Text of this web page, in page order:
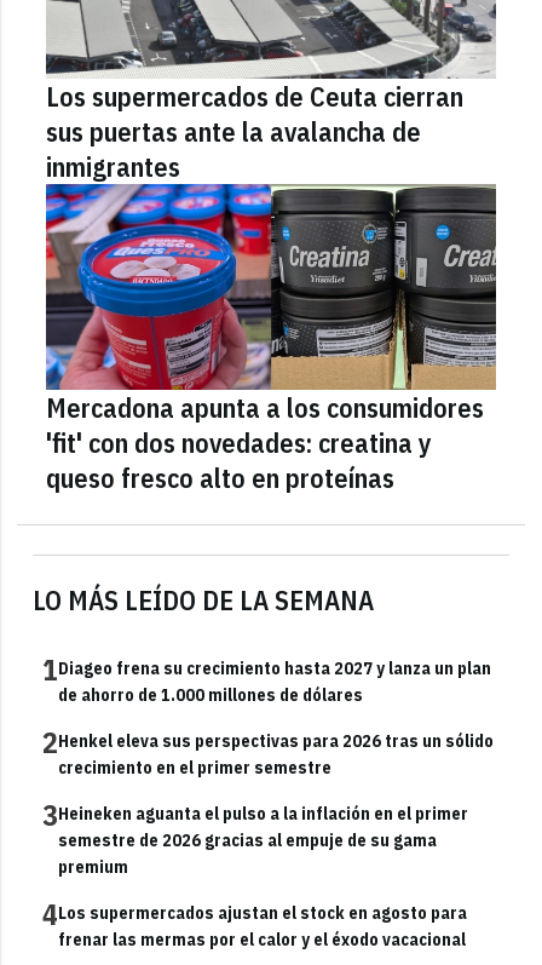
LO MÁS LEÍDO DE LA SEMANA
1Diageo frena su crecimiento hasta 2027 y lanza un plan
de ahorro de 1.000 millones de dólares
2Henkel eleva sus perspectivas para 2026 tras un sólido
crecimiento en el primer semestre
3Heineken aguanta el pulso a la inflación en el primer
semestre de 2026 gracias al empuje de su gama
premium
4Los supermercados ajustan el stock en agosto para
frenar las mermas por el calor y el éxodo vacacional
Los supermercados de Ceuta cierran
sus puertas ante la avalancha de
inmigrantes
Mercadona apunta a los consumidores
'fit' con dos novedades: creatina y
queso fresco alto en proteínas